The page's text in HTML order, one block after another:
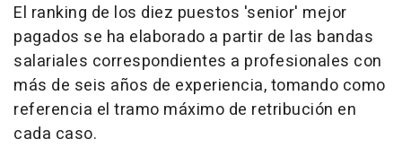
El ranking de los diez puestos 'senior' mejor
pagados se ha elaborado a partir de las bandas
salariales correspondientes a profesionales con
más de seis años de experiencia, tomando como
referencia el tramo máximo de retribución en
cada caso.